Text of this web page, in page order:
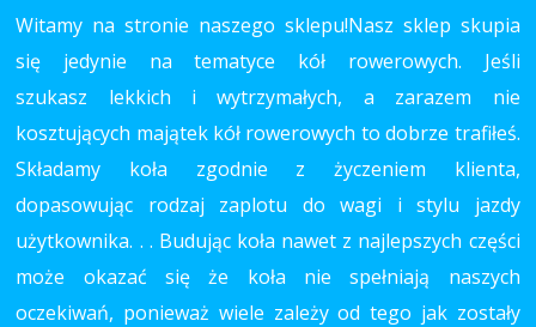
Witamy na stronie naszego sklepu!Nasz sklep skupia
się jedynie na tematyce kół rowerowych. Jeśli
szukasz lekkich i wytrzymałych, a zarazem nie
kosztujących majątek kół rowerowych to dobrze trafiłeś.
Składamy koła zgodnie z życzeniem klienta,
dopasowując rodzaj zaplotu do wagi i stylu jazdy
użytkownika. . . Budując koła nawet z najlepszych części
może okazać się że koła nie spełniają naszych
oczekiwań, ponieważ wiele zależy od tego jak zostały